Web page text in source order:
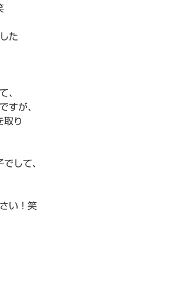
た
、
すが、
取り
して、
い！笑